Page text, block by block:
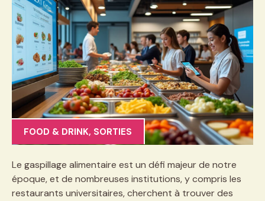
FOOD & DRINK, SORTIES
Le gaspillage alimentaire est un défi majeur de notre
époque, et de nombreuses institutions, y compris les
restaurants universitaires, cherchent à trouver des